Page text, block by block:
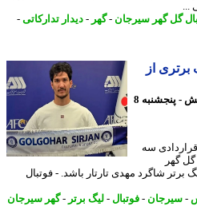
گهر سیرجان -گهر-دیدار تدارکاتی-
از
7 روز پیش - پنجشنبه 8
سه
مهدی تارتار باشد. - فوتبال
-فوتبال-لیگ برتر - گهر سیرجان